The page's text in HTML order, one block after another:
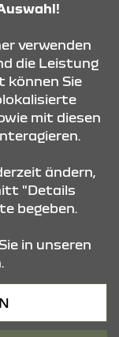
verwenden
die Leistung
können Sie
mit diesen
ändern,
"Details
begeben.
in unseren